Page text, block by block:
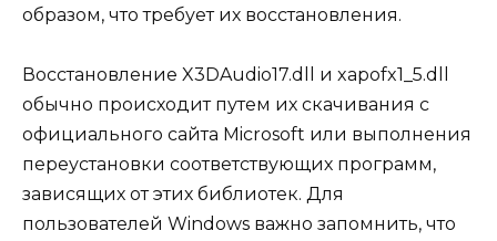
образом, что требует их восстановления.
Восстановление X3DAudio17.dll и xapofx1_5.dll
обычно происходит путем их скачивания с
официального сайта Microsoft или выполнения
переустановки соответствующих программ,
зависящих от этих библиотек. Для
пользователей Windows важно запомнить, что